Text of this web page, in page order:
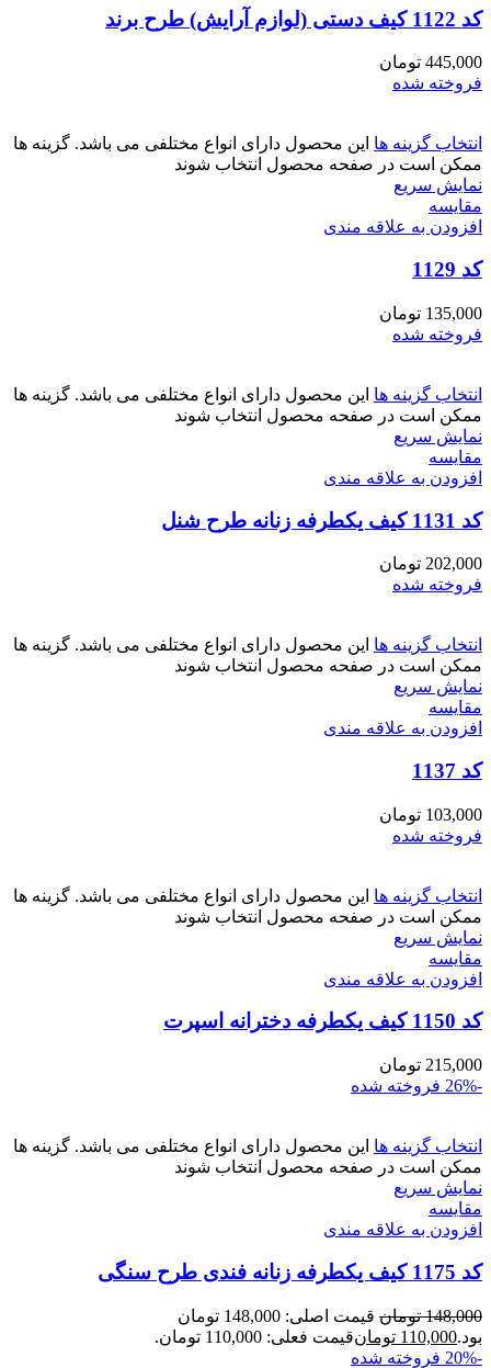
کد 1122 کیف دستی (لوازم آرایش) طرح برند
445,000 تومان
فروخته شده
انتخاب گزینه ها این محصول دارای انواع مختلفی می باشد. گزینه ها
ممکن است در صفحه محصول انتخاب شوند
نمایش سریع
مقايسه
افزودن به علاقه مندی
کد 1129
135,000 تومان
فروخته شده
انتخاب گزینه ها این محصول دارای انواع مختلفی می باشد. گزینه ها
ممکن است در صفحه محصول انتخاب شوند
نمایش سریع
مقايسه
افزودن به علاقه مندی
کد 1131 کیف یکطرفه زنانه طرح شنل
202,000 تومان
فروخته شده
انتخاب گزینه ها این محصول دارای انواع مختلفی می باشد. گزینه ها
ممکن است در صفحه محصول انتخاب شوند
نمایش سریع
مقايسه
افزودن به علاقه مندی
کد 1137
103,000 تومان
فروخته شده
انتخاب گزینه ها این محصول دارای انواع مختلفی می باشد. گزینه ها
ممکن است در صفحه محصول انتخاب شوند
نمایش سریع
مقايسه
افزودن به علاقه مندی
کد 1150 کیف یکطرفه دخترانه اسپرت
215,000 تومان
-26%
فروخته شده
انتخاب گزینه ها این محصول دارای انواع مختلفی می باشد. گزینه ها
ممکن است در صفحه محصول انتخاب شوند
نمایش سریع
مقايسه
افزودن به علاقه مندی
کد 1175 کیف یکطرفه زنانه فندی طرح سنگی
148,000 تومان
قیمت اصلی: 148,000 تومان
بود.110,000 تومانقیمت فعلی: 110,000 تومان.
-20%
فروخته شده